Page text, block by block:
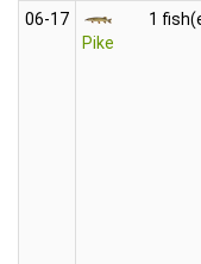
06‑17
Pike
1